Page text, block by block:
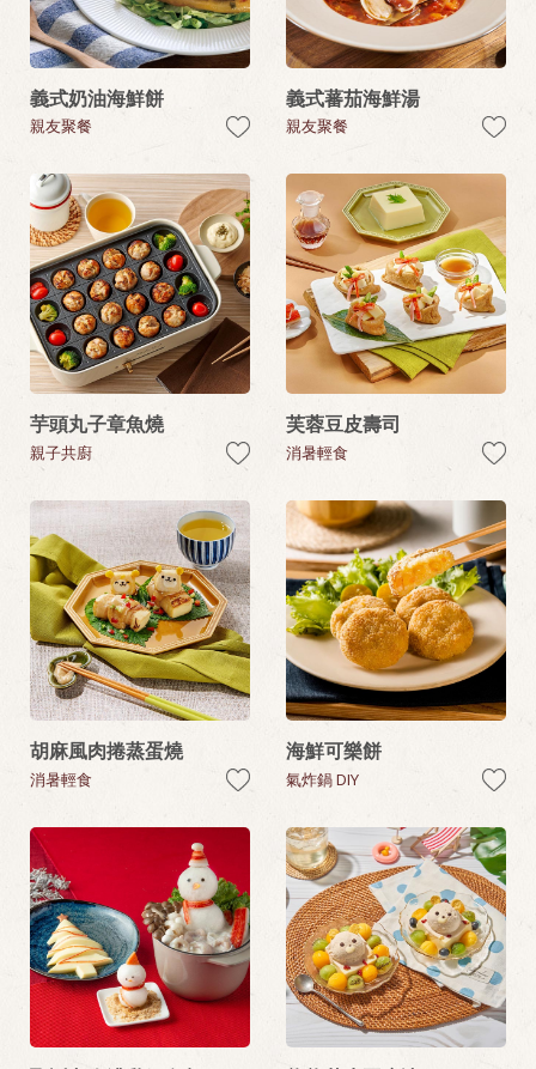
義式奶油海鮮餅
親友聚餐
義式蕃茄海鮮湯
親友聚餐
芋頭丸子章魚燒
親子共廚
芙蓉豆皮壽司
消暑輕食
胡麻風肉捲蒸蛋燒
消暑輕食
海鮮可樂餅
氣炸鍋 DIY